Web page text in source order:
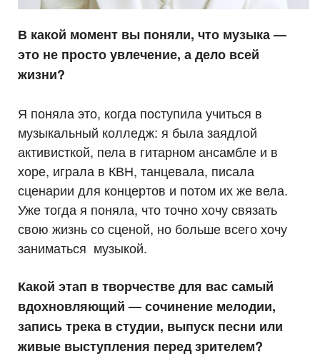
В какой момент вы поняли, что музыка —
это не просто увлечение, а дело всей
жизни?
Я поняла это, когда поступила учиться в
музыкальный колледж: я была заядлой
активисткой, пела в гитарном ансамбле и в
хоре, играла в КВН, танцевала, писала
сценарии для концертов и потом их же вела.
Уже тогда я поняла, что точно хочу связать
свою жизнь со сценой, но больше всего хочу
заниматься музыкой.
Какой этап в творчестве для вас самый
вдохновляющий — сочинение мелодии,
запись трека в студии, выпуск песни или
живые выступления перед зрителем?